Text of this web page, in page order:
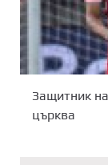
Защитник
църква